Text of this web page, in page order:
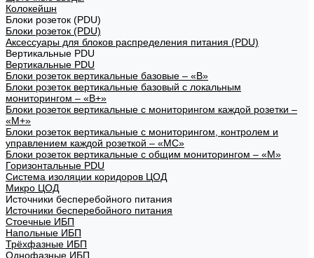
Колокейшн
Блоки розеток (PDU)
Блоки розеток (PDU)
Аксессуары для блоков распределения питания (PDU)
Вертикальные PDU
Вертикальные PDU
Блоки розеток вертикальные базовые – «В»
Блоки розеток вертикальные базовый с локальным
мониторингом – «В+»
Блоки розеток вертикальные с мониторингом каждой розетки –
«М+»
Блоки розеток вертикальные с мониторингом, контролем и
управлением каждой розеткой – «МС»
Блоки розеток вертикальные с общим мониторингом – «М»
Горизонтальные PDU
Система изоляции коридоров ЦОД
Микро ЦОД
Источники бесперебойного питания
Источники бесперебойного питания
Стоечные ИБП
Напольные ИБП
Трёхфазные ИБП
Однофазные ИБП